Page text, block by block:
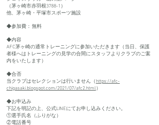
（茅ヶ崎市赤羽根3788-1）
他、茅ヶ崎・平塚市スポーツ施設
◆参加費：無料
◆内容
AFC茅ヶ崎の通常トレーニングに参加いただきます（当日、保護
者様へはトレーニングの見学の合間にスタッフよりクラブのご案
内をいたします）
◆合否
当クラブはセレクションは行いません（https://afc-
chigasaki.blogspot.com/2021/07/afc2.html）
◆お申込み
下記を明記の上、​公式LINEにてお申し込みください。
①選手氏名（ふりがな）
②電話番号